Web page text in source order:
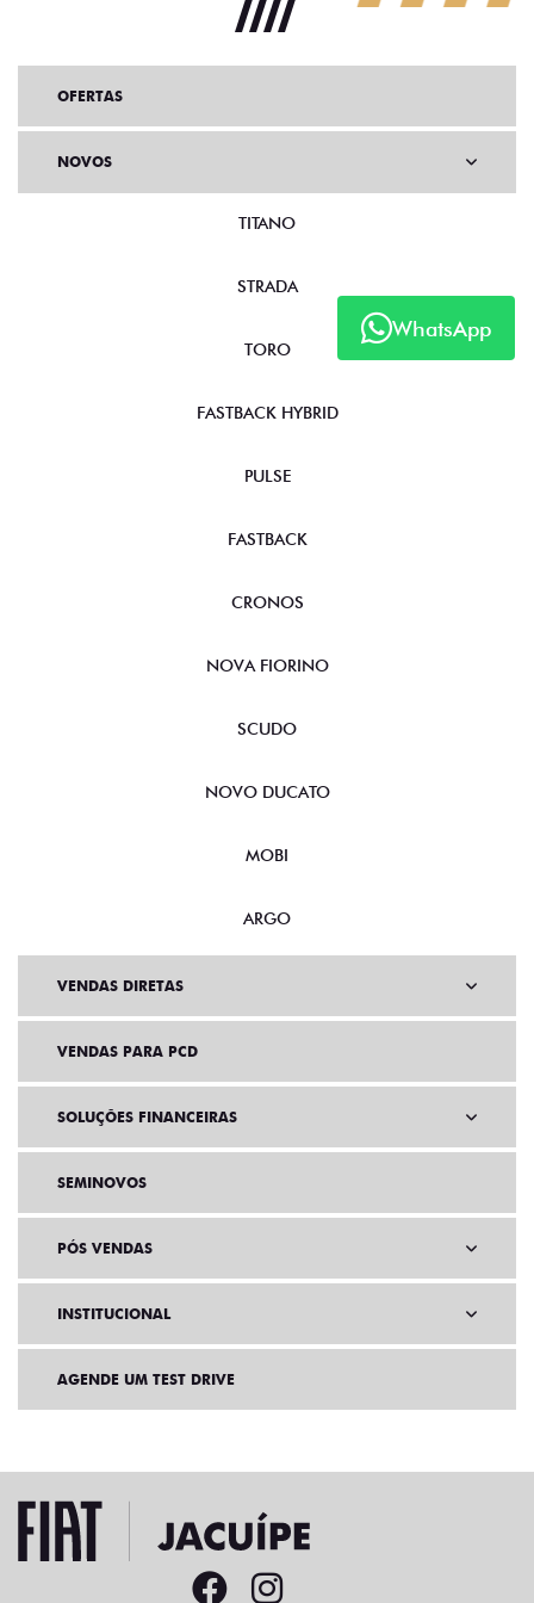
WhatsApp
OFERTAS
NOVOS
TITANO
STRADA
TORO
FASTBACK HYBRID
PULSE
FASTBACK
CRONOS
NOVA FIORINO
SCUDO
NOVO DUCATO
MOBI
ARGO
VENDAS DIRETAS
VENDAS PARA PCD
SOLUÇÕES FINANCEIRAS
SEMINOVOS
PÓS VENDAS
INSTITUCIONAL
AGENDE UM TEST DRIVE